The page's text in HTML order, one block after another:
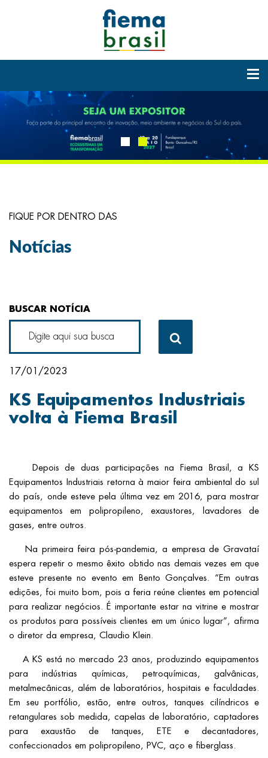
FIQUE POR DENTRO DAS
Notícias
BUSCAR NOTÍCIA
17/01/2023
KS Equipamentos Industriais
volta à Fiema Brasil
Depois de duas participações na Fiema Brasil, a KS
Equipamentos Industriais retorna à maior feira ambiental do sul
do país, onde esteve pela última vez em 2016, para mostrar
equipamentos em polipropileno, exaustores, lavadores de
gases, entre outros.
Na primeira feira pós-pandemia, a empresa de Gravataí
espera repetir o mesmo êxito obtido nas demais vezes em que
esteve presente no evento em Bento Gonçalves. “Em outras
edições, foi muito bom, pois a feria reúne clientes em potencial
para realizar negócios. É importante estar na vitrine e mostrar
os produtos para possíveis clientes em um único lugar”, afirma
o diretor da empresa, Claudio Klein.
A KS está no mercado 23 anos, produzindo equipamentos
para indústrias químicas, petroquímicas, galvânicas,
metalmecânicas, além de laboratórios, hospitais e faculdades.
Em seu portfólio, estão, entre outros, tanques cilíndricos e
retangulares sob medida, capelas de laboratório, captadores
para exaustão de tanques, ETE e decantadores,
confeccionados em polipropileno, PVC, aço e fiberglass.